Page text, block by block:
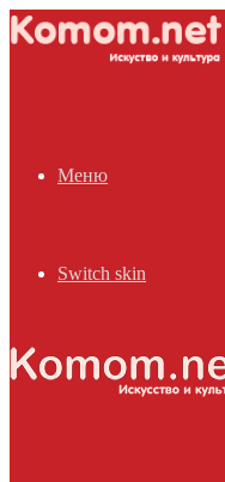
Меню
Switch skin